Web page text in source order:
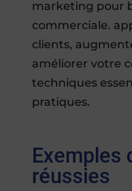
Exemples
réussies